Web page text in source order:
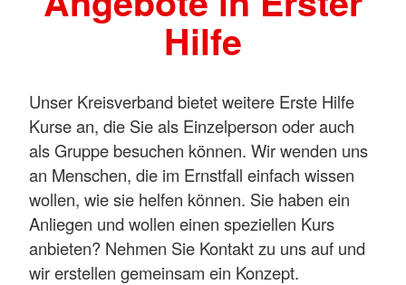
Hilfe
Unser Kreisverband bietet weitere Erste Hilfe
Kurse an, die Sie als Einzelperson oder auch
als Gruppe besuchen können. Wir wenden uns
an Menschen, die im Ernstfall einfach wissen
wollen, wie sie helfen können. Sie haben ein
Anliegen und wollen einen speziellen Kurs
anbieten? Nehmen Sie Kontakt zu uns auf und
wir erstellen gemeinsam ein Konzept.